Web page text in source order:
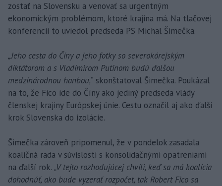
zostať na Slovensku a venovať sa urgentným
ekonomickým problémom, ktoré krajina má. Na tlačovej
konferencii to uviedol predseda PS Michal Šimečka.
„Jeho cesta do Číny a jeho fotky so severokórejským
diktátorom a s Vladimirom Putinom budú ďalšou
medzinárodnou hanbou,“ skonštatoval Šimečka. Poukázal
na to, že Fico ide do Číny ako jediný predseda vlády
členskej krajiny Európskej únie. Cestu označil aj ako ďalší
krok Slovenska do izolácie.
Šimečka zároveň pripomenul, že v pondelok zasadala
koaličná rada v súvislosti s konsolidačnými opatreniami
na ďalší rok. „V tejto rozhodujúcej chvíli, keď sa má koalícia
dohodnúť, ako bude vyzerať rozpočet, tak Robert Fico sa